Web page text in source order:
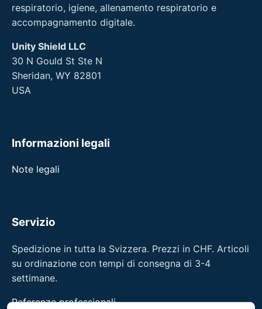
respiratorio, igiene, allenamento respiratorio e
accompagnamento digitale.
Unity Shield LLC
30 N Gould St Ste N
Sheridan, WY 82801
USA
Informazioni legali
Note legali
Servizio
Spedizione in tutta la Svizzera. Prezzi in CHF. Articoli
su ordinazione con tempi di consegna di 3-4
settimane.
Referenze professionali